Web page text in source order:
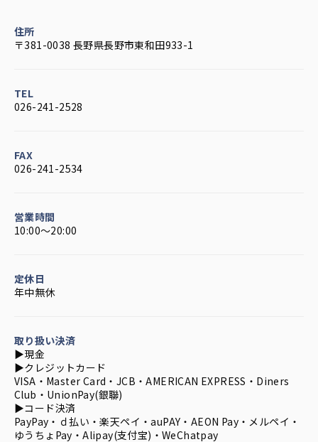
住所
〒381-0038 長野県長野市東和田933-1
TEL
026-241-2528
FAX
026-241-2534
営業時間
10:00～20:00
定休日
年中無休
取り扱い決済
▶︎現金
▶︎クレジットカード
VISA・Master Card・JCB・AMERICAN EXPRESS・Diners
Club・UnionPay(銀聯)
▶︎コード決済
PayPay・ｄ払い・楽天ペイ・auPAY・AEON Pay・メルペイ・
ゆうちょPay・Alipay(支付宝)・WeChatpay